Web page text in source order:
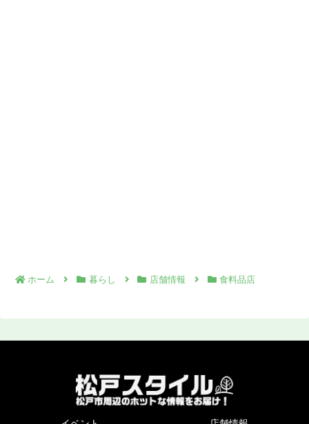
ホーム 暮らし 店舗情報 食料品店